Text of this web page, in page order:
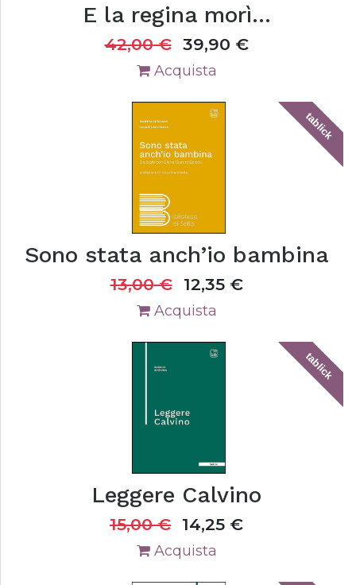
E la regina morì...
42,00€ 39,90 €
Acquista
tablick
Sono stata anch’io bambina
13,00€ 12,35€
Acquista
tablick
Leggere Calvino
15,00€ 14,25 €
Acquista